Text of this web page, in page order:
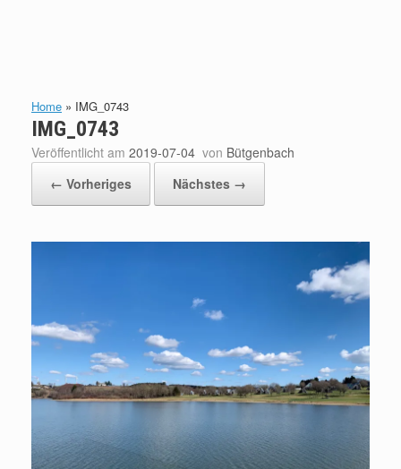
Home » IMG_0743
IMG_0743
Veröffentlicht am 2019-07-04 von Bütgenbach
← Vorheriges
Nächstes →